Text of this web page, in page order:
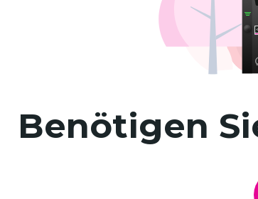
Benötigen